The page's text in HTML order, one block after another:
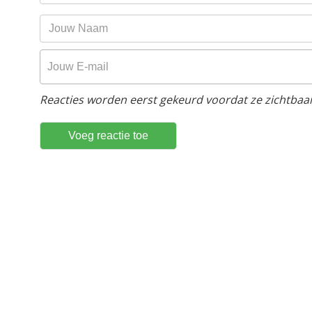
Reacties worden eerst gekeurd voordat ze